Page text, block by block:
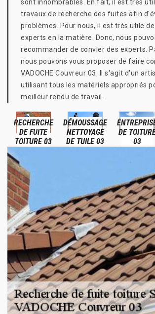
sont innombrables. En fait, il est très
travaux de recherche des fuites afin
problèmes. Pour nous, il est très utile
experts en la matière. Donc, nous
recommander de convier des experts.
nous pouvons vous proposer de faire
VADOCHE Couvreur 03. Il s'agit d'un
utilisant tous les matériels appropriés
meilleur rendu de travail.
RECHERCHE
DE FUITE
TOITURE 03
DÉMOUSSAGE
NETTOYAGE
DE TUILE 03
DE
03